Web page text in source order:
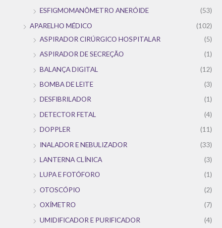
ESFIGMOMANÔMETRO ANERÓIDE
(53)
APARELHO MÉDICO
(102)
ASPIRADOR CIRÚRGICO HOSPITALAR
(5)
ASPIRADOR DE SECREÇÃO
(1)
BALANÇA DIGITAL
(12)
BOMBA DE LEITE
(3)
DESFIBRILADOR
(1)
DETECTOR FETAL
(4)
DOPPLER
(11)
INALADOR E NEBULIZADOR
(33)
LANTERNA CLÍNICA
(3)
LUPA E FOTÓFORO
(1)
OTOSCÓPIO
(2)
OXÍMETRO
(7)
UMIDIFICADOR E PURIFICADOR
(4)